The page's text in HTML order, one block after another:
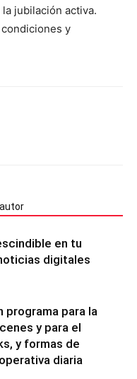
jubilación activa.
y
en tu
digitales
programa para la
y para el
y formas de
diaria